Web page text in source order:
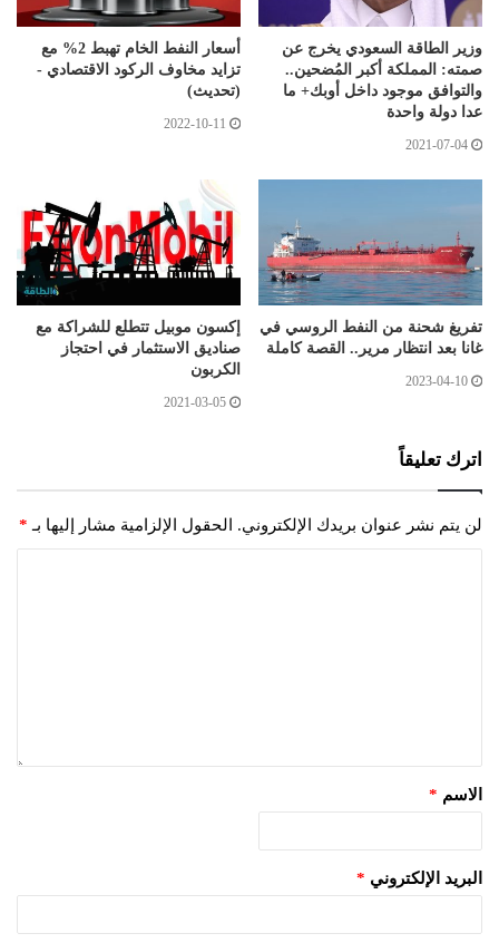
وزير الطاقة السعودي يخرج عن
صمته: المملكة أكبر المُضحين..
والتوافق موجود داخل أوبك+ ما
عدا دولة واحدة
2021-07-04
أسعار النفط الخام تهبط 2% مع
تزايد مخاوف الركود الاقتصادي -
(تحديث)
2022-10-11
تفريغ شحنة من النفط الروسي في
غانا بعد انتظار مرير.. القصة كاملة
2023-04-10
إكسون موبيل تتطلع للشراكة مع
صناديق الاستثمار في احتجاز
الكربون
2021-03-05
اترك تعليقاً
لن يتم نشر عنوان بريدك الإلكتروني. الحقول الإلزامية مشار إليها بـ *
الاسم *
البريد الإلكتروني *